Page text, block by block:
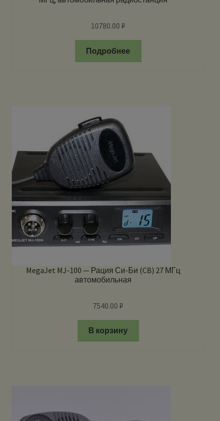
10780.00₽
Подробнее
MegaJet MJ-100 — Рация Си-Би (CB) 27 МГц
автомобильная
7540.00₽
В корзину